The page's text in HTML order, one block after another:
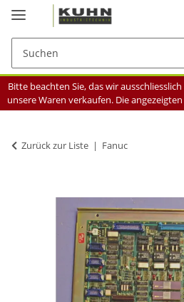
Bitte beachten Sie, das wir
unsere Waren verkaufen. Die
Zurück zur Liste Fanuc